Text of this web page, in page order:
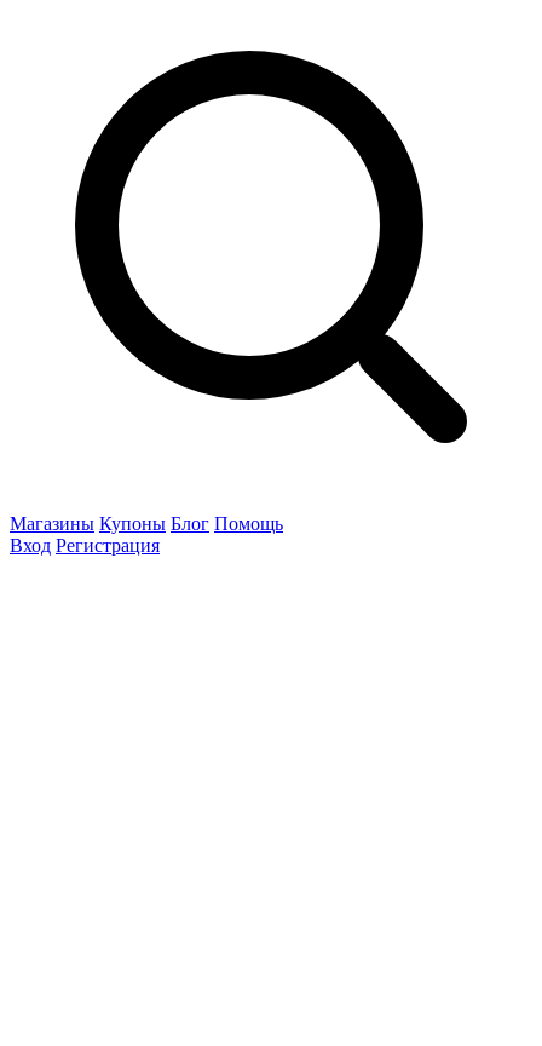
Магазины Купоны Блог Помощь
Вход Регистрация